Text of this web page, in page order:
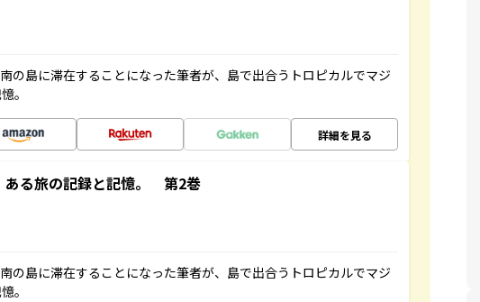
の島に滞在することになった筆者が、島で出合うトロピカルでマジ
。
詳細を見る
る旅の記録と記憶。 第2巻
の島に滞在することになった筆者が、島で出合うトロピカルでマジ
。